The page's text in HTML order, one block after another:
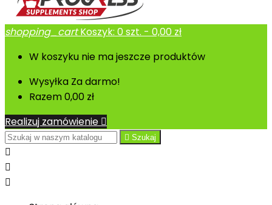
shopping_cart Koszyk: 0szt. - 0,00 zł
W koszyku nie ma jeszcze produktów
Wysyłka Za darmo!
Razem0,00 zł
Realizuj zamówienie 
 Szukaj


